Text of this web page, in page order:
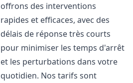
offrons des interventions
rapides et efficaces, avec des
délais de réponse très courts
pour minimiser les temps d'arrêt
et les perturbations dans votre
quotidien. Nos tarifs sont